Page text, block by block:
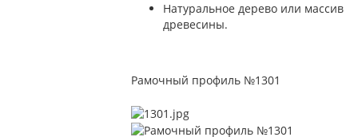
Натуральное дерево или массив
древесины.
Рамочный профиль №1301